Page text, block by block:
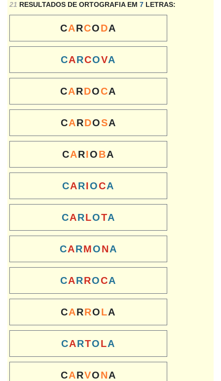
21 RESULTADOS DE ORTOGRAFIA EM 7 LETRAS:
CARCODA
CARCOVA
CARDOCA
CARDOSA
CARIOBA
CARIOCA
CARLOTA
CARMONA
CARROCA
CARROLA
CARTOLA
CARVONA